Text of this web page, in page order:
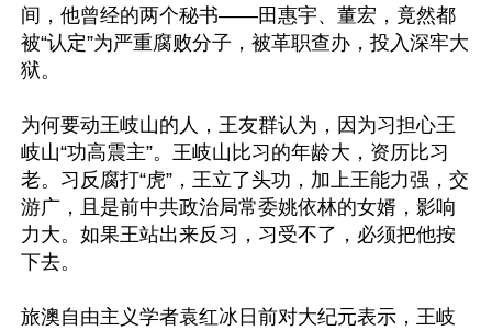
间，他曾经的两个秘书——田惠宇、董宏，竟然都
被“认定”为严重腐败分子，被革职查办，投入深牢大
狱。
为何要动王岐山的人，王友群认为，因为习担心王
岐山“功高震主”。王岐山比习的年龄大，资历比习
老。习反腐打“虎”，王立了头功，加上王能力强，交
游广，且是前中共政治局常委姚依林的女婿，影响
力大。如果王站出来反习，习受不了，必须把他按
下去。
旅澳自由主义学者袁红冰日前对大纪元表示，王岐